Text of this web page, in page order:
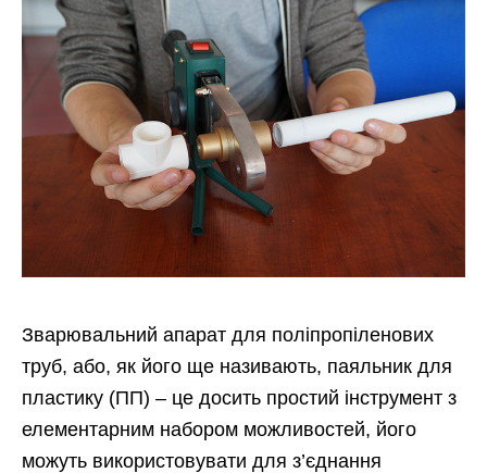
Зварювальний апарат для поліпропіленових
труб, або, як його ще називають, паяльник для
пластику (ПП) – це досить простий інструмент з
елементарним набором можливостей, його
можуть використовувати для з’єднання